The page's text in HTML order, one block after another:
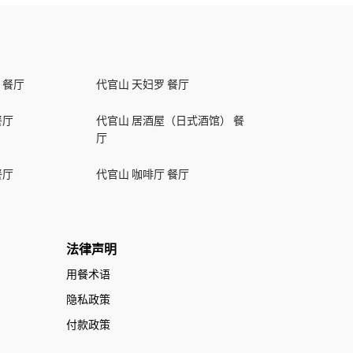
餐厅 代官山 天妇罗 餐厅
厅
代官山 居酒屋（日式酒馆） 餐
厅
厅 代官山 咖啡厅 餐厅
法律声明
用餐术语
隐私政策
付款政策